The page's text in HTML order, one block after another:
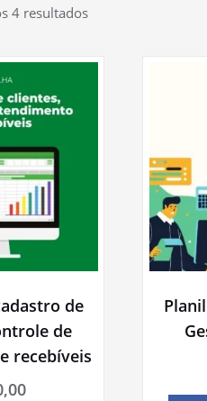
4 resultados
de
de
recebíveis